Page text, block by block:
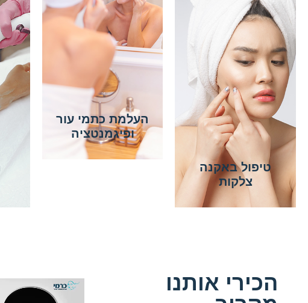
טיפול באקנה
צלקות
העלמת כתמי עור
ופיגמנטציה
הכירי אותנו